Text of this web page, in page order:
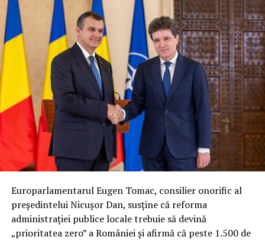
Europarlamentarul Eugen Tomac, consilier onorific al
președintelui Nicușor Dan, susține că reforma
administrației publice locale trebuie să devină
„prioritatea zero” a României și afirmă că peste 1.500 de